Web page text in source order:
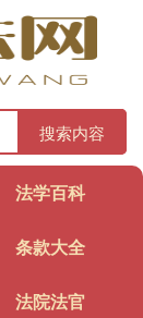
搜索内容
法学百科
条款大全
法院法官